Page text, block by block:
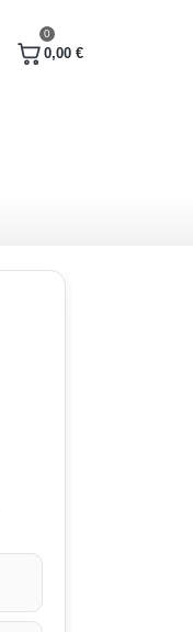
0
0,00 €